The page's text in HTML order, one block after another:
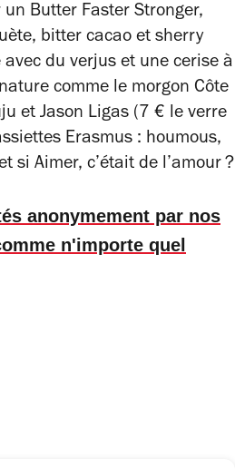
Butter Faster Stronger,
bitter cacao et sherry
du verjus et une cerise à
comme le morgon Côte
et Jason Ligas (7 € le verre
Erasmus : houmous,
Aimer, c’était de l’amour ?
anonymement par nos
n'importe quel